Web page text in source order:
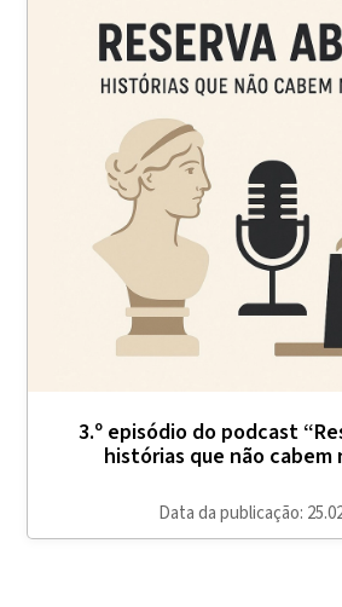
3.º episódio do podcast
histórias que não cabem
Data da publicação: